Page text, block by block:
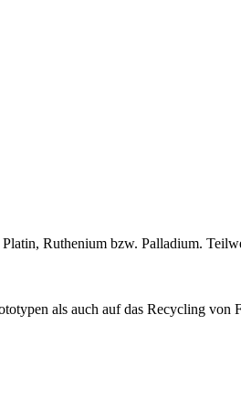
Ruthenium bzw. Palladium.
als auch auf das Recycling von